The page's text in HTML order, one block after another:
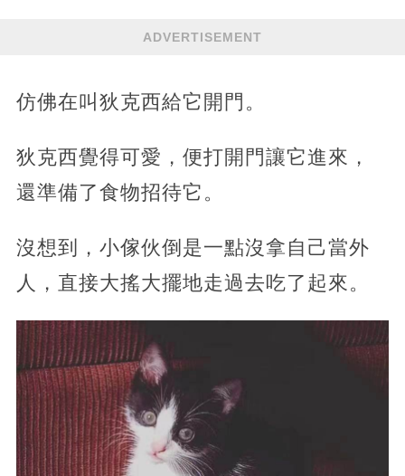
ADVERTISEMENT
仿佛在叫狄克西給它開門。
狄克西覺得可愛，便打開門讓它進來，
還準備了食物招待它。
沒想到，小傢伙倒是一點沒拿自己當外
人，直接大搖大擺地走過去吃了起來。